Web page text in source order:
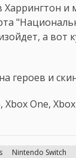
и
а вот
героев и
Xbox One,
Nintendo Switch